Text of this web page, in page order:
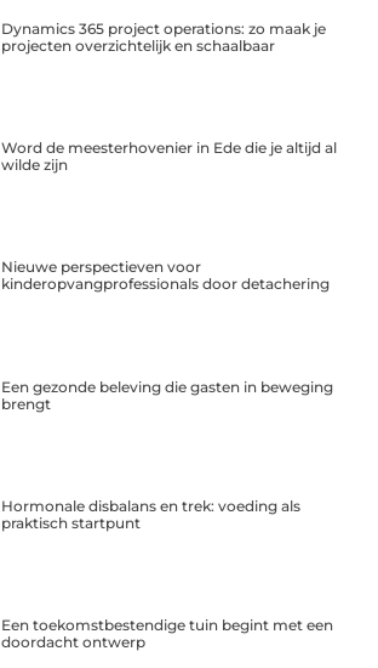
Dynamics 365 project operations: zo maak je
projecten overzichtelijk en schaalbaar
Word de meesterhovenier in Ede die je altijd al
wilde zijn
Nieuwe perspectieven voor
kinderopvangprofessionals door detachering
Een gezonde beleving die gasten in beweging
brengt
Hormonale disbalans en trek: voeding als
praktisch startpunt
Een toekomstbestendige tuin begint met een
doordacht ontwerp